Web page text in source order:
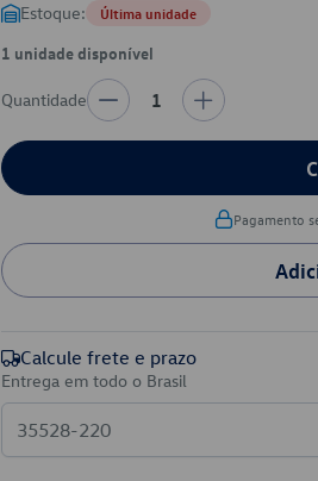
Estoque: Última unidade
1 unidade disponível
Quantidade 1
Pagamento
Calcule frete e prazo
Entrega em todo o Brasil